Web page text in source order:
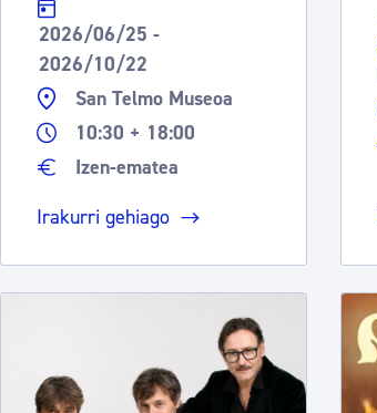
2026/06/25 -
2026/10/22
San Telmo Museoa
10:30 + 18:00
Izen-ematea
Irakurri gehiago